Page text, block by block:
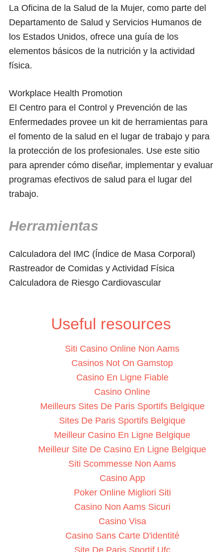
La Oficina de la Salud de la Mujer, como parte del
Departamento de Salud y Servicios Humanos de
los Estados Unidos, ofrece una guía de los
elementos básicos de la nutrición y la actividad
física.
Workplace Health Promotion
El Centro para el Control y Prevención de las
Enfermedades provee un kit de herramientas para
el fomento de la salud en el lugar de trabajo y para
la protección de los profesionales. Use este sitio
para aprender cómo diseñar, implementar y evaluar
programas efectivos de salud para el lugar del
trabajo.
Herramientas
Calculadora del IMC (Índice de Masa Corporal)
Rastreador de Comidas y Actividad Física
Calculadora de Riesgo Cardiovascular
Useful resources
Siti Casino Online Non Aams
Casinos Not On Gamstop
Casino En Ligne Fiable
Casino Online
Meilleurs Sites De Paris Sportifs Belgique
Sites De Paris Sportifs Belgique
Meilleur Casino En Ligne Belgique
Meilleur Site De Casino En Ligne Belgique
Siti Scommesse Non Aams
Casino App
Poker Online Migliori Siti
Casino Non Aams Sicuri
Casino Visa
Casino Sans Carte D'identité